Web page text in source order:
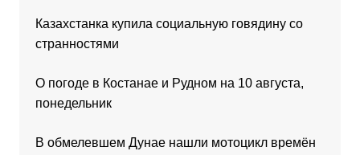
Казахстанка купила социальную говядину со
странностями
О погоде в Костанае и Рудном на 10 августа,
понедельник
В обмелевшем Дунае нашли мотоцикл времён